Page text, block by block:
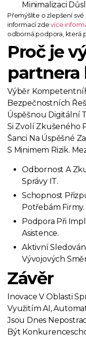
Minimalizaci
Přemýšlíte o zlepšení
informací zdevíce
odborná podpora, která
Proč je
partnera
Výběr
Bezpečnostních
Úspěšnou Digitální
Si Zvolí Zkušeného
Šanci Na Úspěšné
S Minimem Rizik.
Odbornost A
Správy IT.
Schopnost
Potřebám Firmy.
Podpora Při
Asistence.
Aktivní
Vývojových
Závěr
Inovace V Oblasti
Využitím AI,
Jsou Dnes
Být